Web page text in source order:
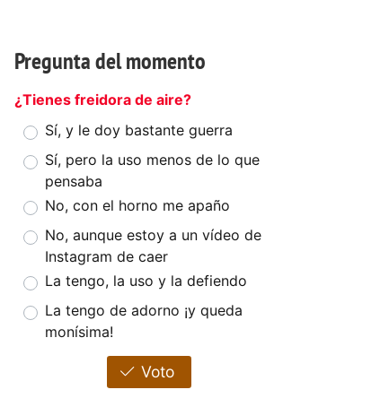
Pregunta del momento
¿Tienes freidora de aire?
Sí, y le doy bastante guerra
Sí, pero la uso menos de lo que
pensaba
No, con el horno me apaño
No, aunque estoy a un vídeo de
Instagram de caer
La tengo, la uso y la defiendo
La tengo de adorno ¡y queda
monísima!
Voto